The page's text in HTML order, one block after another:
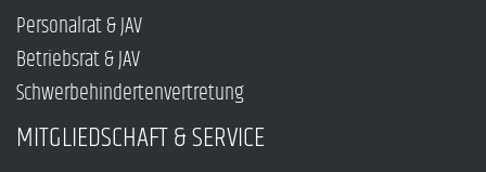
Personalrat & JAV
Betriebsrat & JAV
Schwerbehindertenvertretung
MITGLIEDSCHAFT & SERVICE